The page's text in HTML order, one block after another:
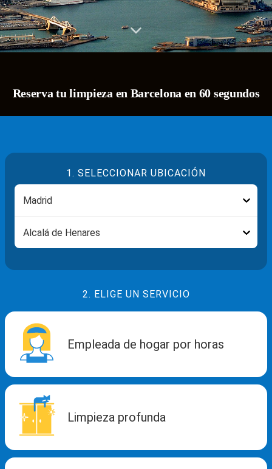
Reserva tu limpieza en Barcelona en 60 segundos